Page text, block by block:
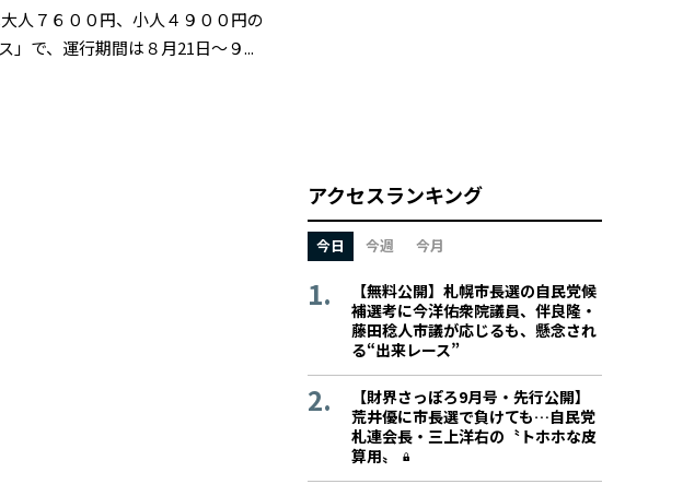
人７６００円、小人４９００円の
で、運行期間は８月21日～９...
アクセスランキング
今日 今週 今月
【無料公開】札幌市長選の自民党候
補選考に今洋佑衆院議員、伴良隆・
藤田稔人市議が応じるも、懸念され
る“出来レース”
【財界さっぽろ9月号・先行公開】
荒井優に市長選で負けても…自民党
札連会長・三上洋右の〝トホホな皮
算用〟